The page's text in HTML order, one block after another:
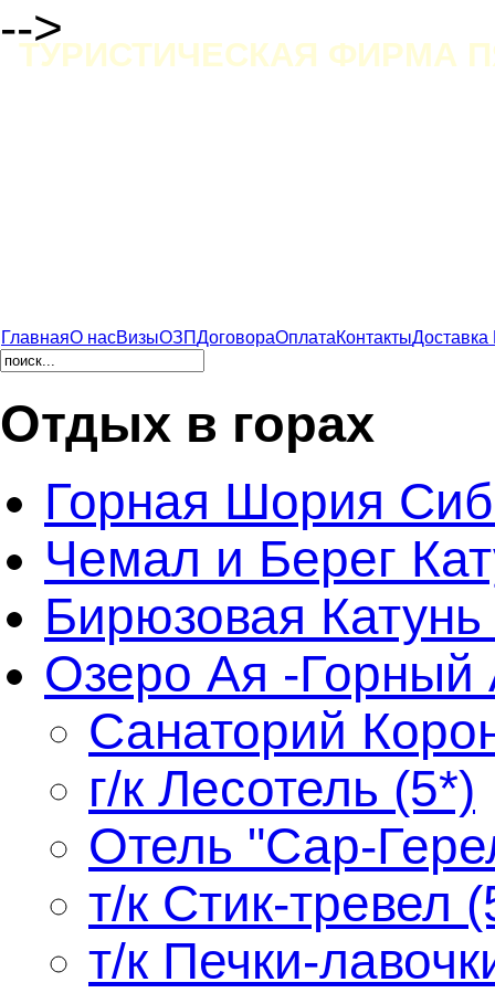
-->
ТУРИСТИЧЕСКАЯ ФИРМА
ГлавнаяО насВизыОЗПДоговораОплатаКонтакты
Отдых в горах
Горная Шория
Чемал и Берег
Бирюзовая
Озеро Ая -Горный
Санаторий
г/к Лесотель (5*)
Отель "Сар-
т/к Стик-тревел
т/к Печки-